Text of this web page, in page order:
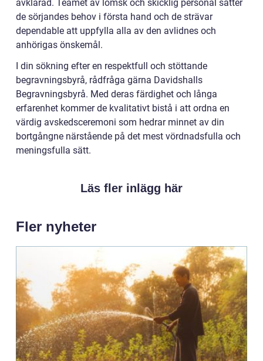
avklarad. Teamet av lomsk och skicklig personal sätter
de sörjandes behov i första hand och de strävar
dependable att uppfylla alla av den avlidnes och
anhörigas önskemål.
I din sökning efter en respektfull och stöttande
begravningsbyrå, rådfråga gärna Davidshalls
Begravningsbyrå. Med deras färdighet och långa
erfarenhet kommer de kvalitativt bistå i att ordna en
värdig avskedsceremoni som hedrar minnet av din
bortgångne närstående på det mest vördnadsfulla och
meningsfulla sätt.
Läs fler inlägg här
Fler nyheter